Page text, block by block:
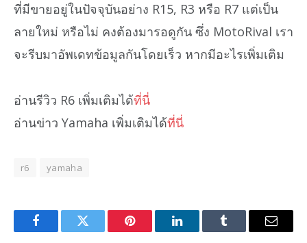
ที่มีขายอยู่ในปัจจุบันอย่าง R15, R3 หรือ R7 แต่เป็น
ลายใหม่ หรือไม่ คงต้องมารอดูกัน ซึ่ง MotoRival เรา
จะรีบมาอัพเดทข้อมูลกันโดยเร็ว หากมีอะไรเพิ่มเติม
อ่านรีวิว R6 เพิ่มเติมได้ที่นี่
อ่านข่าว Yamaha เพิ่มเติมได้ที่นี่
r6 yamaha
FacebookTwitter Pinterest LinkedInTumblr Email